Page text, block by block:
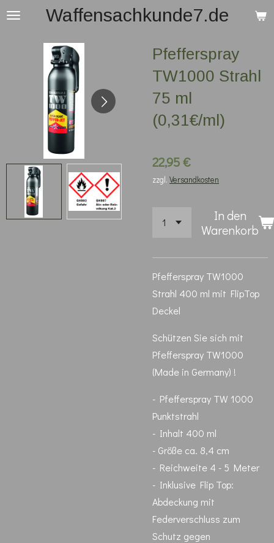
Zum
Waffensachkunde7.de
Pfefferspray
TW1000 Strahl
75 ml
(0,31€/ml)
22,95 €
zzgl. Versandkosten
In den
Warenkorb
Pfefferspray TW1000
Strahl 400 ml mit FlipTop
Deckel
Schützen Sie sich mit
Pfefferspray TW1000
(Made in Germany) !
- Pfefferspray TW 1000
Punktstrahl
- Inhalt 400 ml
- Größe ca. 8,4 cm
- Reichweite 4 - 5 Meter
- Inklusive Flip Top:
Abdeckung mit
Federverschluss zum
Schutz gegen